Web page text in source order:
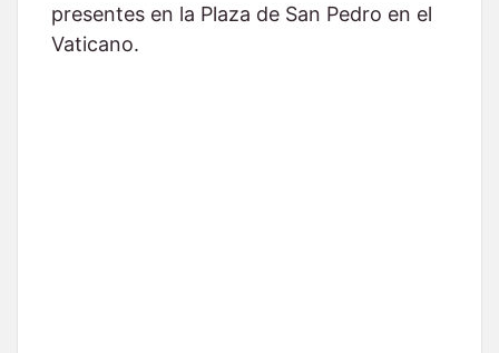
presentes en la Plaza de San Pedro en el
Vaticano.